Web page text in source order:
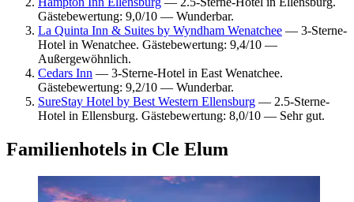
Gästebewertung: 9,0/10 — Wunderbar.
La Quinta Inn & Suites by Wyndham Wenatchee — 3-Sterne-
Hotel in Wenatchee. Gästebewertung: 9,4/10 —
Außergewöhnlich.
Cedars Inn — 3-Sterne-Hotel in East Wenatchee.
Gästebewertung: 9,2/10 — Wunderbar.
SureStay Hotel by Best Western Ellensburg — 2.5-Sterne-
Hotel in Ellensburg. Gästebewertung: 8,0/10 — Sehr gut.
Familienhotels in Cle Elum